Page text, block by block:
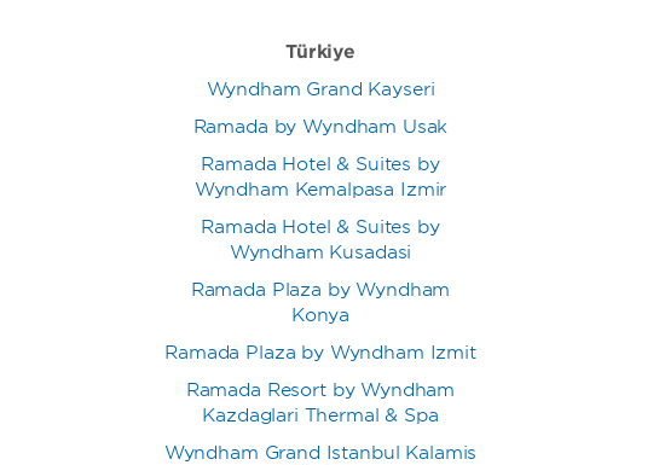
Türkiye
Wyndham Grand Kayseri
Ramada by Wyndham Usak
Ramada Hotel & Suites by
Wyndham Kemalpasa Izmir
Ramada Hotel & Suites by
Wyndham Kusadasi
Ramada Plaza by Wyndham
Konya
Ramada Plaza by Wyndham Izmit
Ramada Resort by Wyndham
Kazdaglari Thermal & Spa
Wyndham Grand Istanbul Kalamis